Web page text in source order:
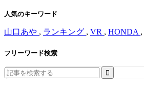
人気のキーワード
山口あや , ランキング , VR , HONDA ,
フリーワード検索
Search
for: